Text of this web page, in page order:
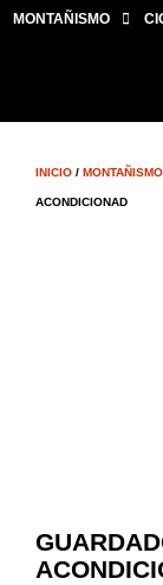
MONTAÑISMO
INICIO / MONTAÑISMO
ACONDICIONAD